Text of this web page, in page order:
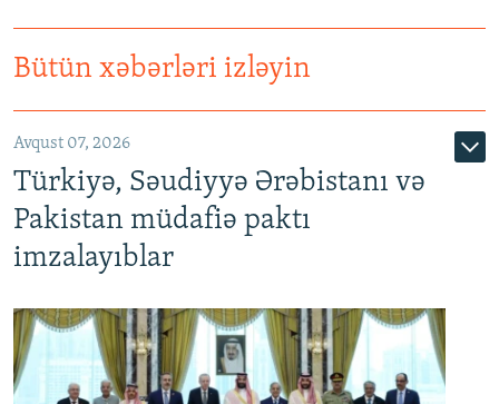
Bütün xəbərləri izləyin
Avqust 07, 2026
Türkiyə, Səudiyyə Ərəbistanı və
Pakistan müdafiə paktı
imzalayıblar